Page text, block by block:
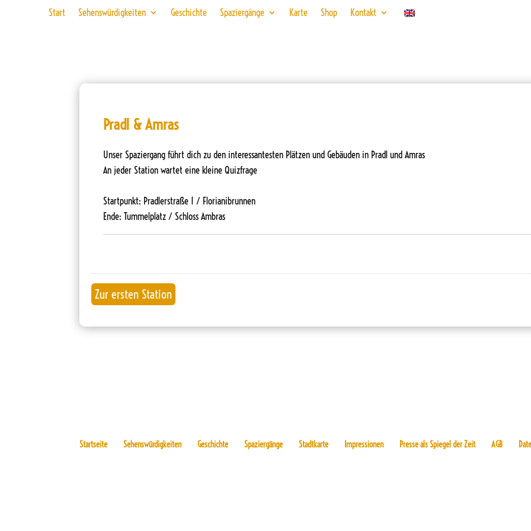
Start Sehenswürdigkeiten Geschichte Spaziergänge Karte Shop Kontakt
Pradl & Amras
Unser Spaziergang führt dich zu den interessantesten Plätzen und Gebäuden in Pradl und Amras
An jeder Station wartet eine kleine Quizfrage
Startpunkt: Pradlerstraße 1 / Florianibrunnen
Ende: Tummelplatz / Schloss Ambras
Startseite Sehenswürdigkeiten Geschichte Spaziergänge Stadtkarte Impressionen Presse als Spiegel der Zeit AGB